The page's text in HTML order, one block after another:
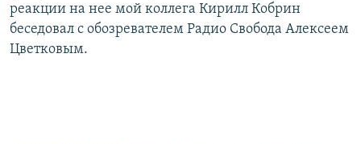
реакции на нее мой коллега Кирилл Кобрин
беседовал с обозревателем Радио Свобода Алексеем
Цветковым.